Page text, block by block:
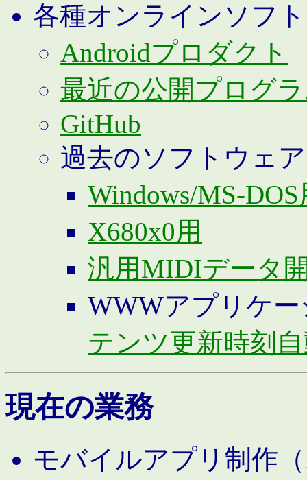
各種オンラインソフ
Androidプロダクト
最近の公開プログ
GitHub
過去のソフトウェア
Windows/MS-DOS
X680x0用
汎用MIDIデータ
WWWアプリケ
テンツ更新時刻
現在の業務
モバイルアプリ制作